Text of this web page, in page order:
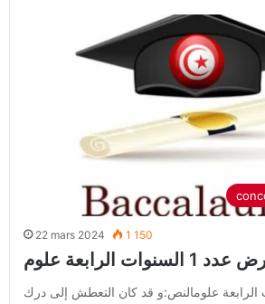
22 mars 2024 1 150
1 السنوات الرابعة علوم
السنوات الرابعة علومالنص:و قد كان التعطش إلى درك